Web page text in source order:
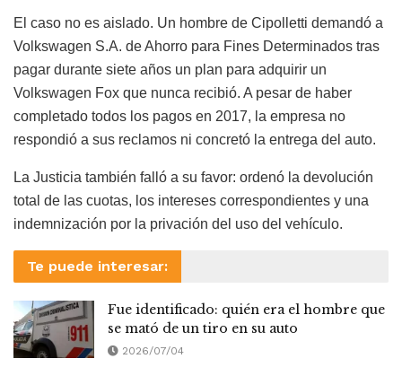
El caso no es aislado. Un hombre de Cipolletti demandó a
Volkswagen S.A. de Ahorro para Fines Determinados tras
pagar durante siete años un plan para adquirir un
Volkswagen Fox que nunca recibió. A pesar de haber
completado todos los pagos en 2017, la empresa no
respondió a sus reclamos ni concretó la entrega del auto.
La Justicia también falló a su favor: ordenó la devolución
total de las cuotas, los intereses correspondientes y una
indemnización por la privación del uso del vehículo.
Te puede interesar:
Fue identificado: quién era el hombre que
se mató de un tiro en su auto
2026/07/04